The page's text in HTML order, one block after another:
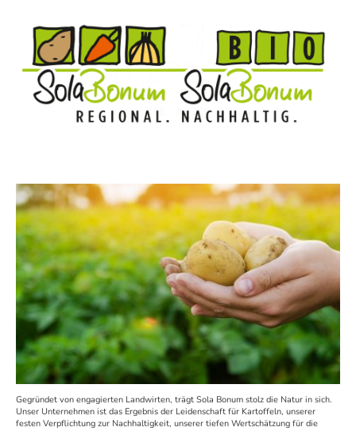
Gegründet von engagierten Landwirten, trägt Sola Bonum stolz die Natur in sich.
Unser Unternehmen ist das Ergebnis der Leidenschaft für Kartoffeln, unserer
festen Verpflichtung zur Nachhaltigkeit, unserer tiefen Wertschätzung für die